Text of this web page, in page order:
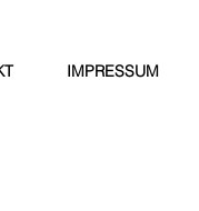
IMPRESSUM